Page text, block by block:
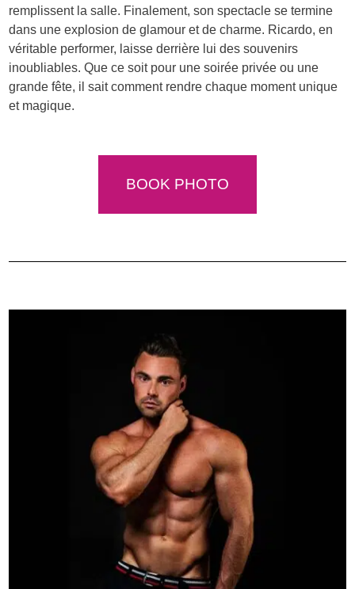
remplissent la salle. Finalement, son spectacle se termine
dans une explosion de glamour et de charme. Ricardo, en
véritable performer, laisse derrière lui des souvenirs
inoubliables. Que ce soit pour une soirée privée ou une
grande fête, il sait comment rendre chaque moment unique
et magique.
BOOK PHOTO